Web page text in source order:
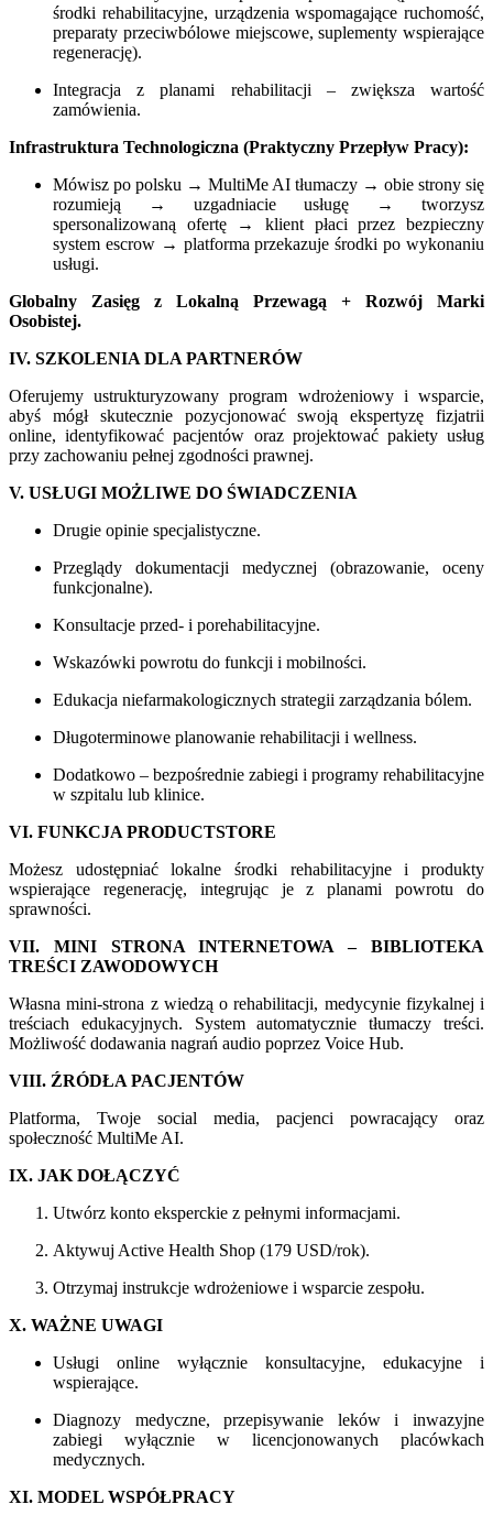
środki rehabilitacyjne, urządzenia wspomagające ruchomość,
preparaty przeciwbólowe miejscowe, suplementy wspierające
regenerację).
Integracja z planami rehabilitacji – zwiększa wartość
zamówienia.
Infrastruktura Technologiczna (Praktyczny Przepływ Pracy):
Mówisz po polsku → MultiMe AI tłumaczy → obie strony się
rozumieją → uzgadniacie usługę → tworzysz
spersonalizowaną ofertę → klient płaci przez bezpieczny
system escrow → platforma przekazuje środki po wykonaniu
usługi.
Globalny Zasięg z Lokalną Przewagą + Rozwój Marki
Osobistej.
IV. SZKOLENIA DLA PARTNERÓW
Oferujemy ustrukturyzowany program wdrożeniowy i wsparcie,
abyś mógł skutecznie pozycjonować swoją ekspertyzę fizjatrii
online, identyfikować pacjentów oraz projektować pakiety usług
przy zachowaniu pełnej zgodności prawnej.
V. USŁUGI MOŻLIWE DO ŚWIADCZENIA
Drugie opinie specjalistyczne.
Przeglądy dokumentacji medycznej (obrazowanie, oceny
funkcjonalne).
Konsultacje przed- i porehabilitacyjne.
Wskazówki powrotu do funkcji i mobilności.
Edukacja niefarmakologicznych strategii zarządzania bólem.
Długoterminowe planowanie rehabilitacji i wellness.
Dodatkowo – bezpośrednie zabiegi i programy rehabilitacyjne
w szpitalu lub klinice.
VI. FUNKCJA PRODUCTSTORE
Możesz udostępniać lokalne środki rehabilitacyjne i produkty
wspierające regenerację, integrując je z planami powrotu do
sprawności.
VII. MINI STRONA INTERNETOWA – BIBLIOTEKA
TREŚCI ZAWODOWYCH
Własna mini-strona z wiedzą o rehabilitacji, medycynie fizykalnej i
treściach edukacyjnych. System automatycznie tłumaczy treści.
Możliwość dodawania nagrań audio poprzez Voice Hub.
VIII. ŹRÓDŁA PACJENTÓW
Platforma, Twoje social media, pacjenci powracający oraz
społeczność MultiMe AI.
IX. JAK DOŁĄCZYĆ
Utwórz konto eksperckie z pełnymi informacjami.
Aktywuj Active Health Shop (179 USD/rok).
Otrzymaj instrukcje wdrożeniowe i wsparcie zespołu.
X. WAŻNE UWAGI
Usługi online wyłącznie konsultacyjne, edukacyjne i
wspierające.
Diagnozy medyczne, przepisywanie leków i inwazyjne
zabiegi wyłącznie w licencjonowanych placówkach
medycznych.
XI. MODEL WSPÓŁPRACY